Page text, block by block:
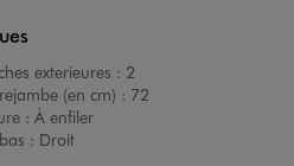
exterieures : 2
(en cm) : 72
: À enfiler
: Droit